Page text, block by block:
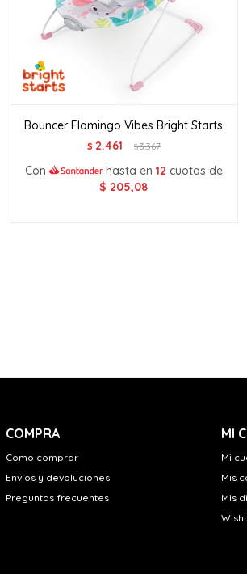
Bouncer Flamingo Vibes Bright Starts
$ 2.461 $3.367
Con hasta en 12 cuotas de
$ 205,08
COMPRA
Como comprar
Envíos y devoluciones
Preguntas frecuentes
MI
Mi
Mis
Mis
Wish